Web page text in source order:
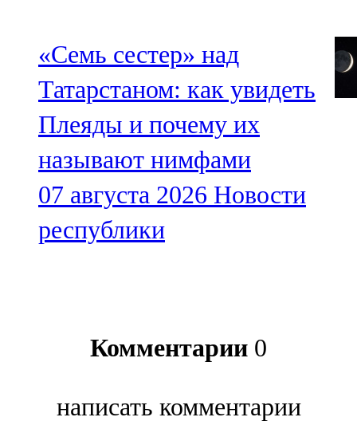
«Семь сестер» над
Татарстаном: как увидеть
Плеяды и почему их
называют нимфами
07 августа 2026 Новости
республики
Комментарии 0
написать комментарии